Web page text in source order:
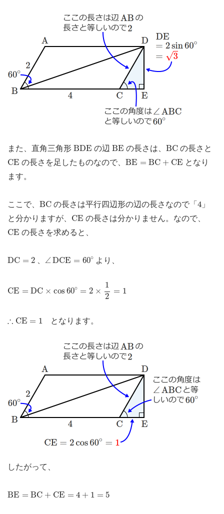
また、直角三角形 BDE
BDE の辺 BE
BE の長さは、 BC
BC の長さと
CE
CE の長さを足したものなので、 BE = BC + CE
BE= C+C E
となり
ます。
ここで、 BC
BC の長さは平行四辺形の辺の長さなので「 4
4 」
と分かりますが、 CE
CE の長さは分かりません。なので、
CE
CE の長さを求めると、
DC = 2
DC= ∠DCE = 60∘
∠DCE= 60∘ より、
CE = DC × cos 60∘ = 2 ×
1
2
= 1
∴ CE = 1
∴ CE= となります。
したがって、
BE = BC + CE = 4 + 1 = 5
BE= C+C E =4+ 5